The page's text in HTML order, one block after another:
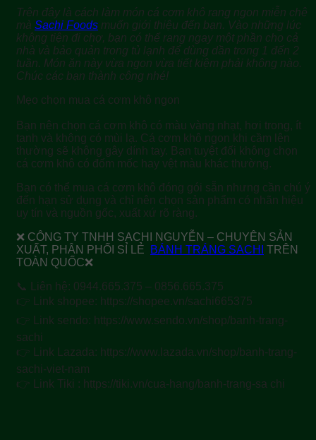
Trên đây là cách làm món cá cơm khô rang ngon miễn chê
mà Sachi Foods muốn giới thiệu đến bạn. Vào những lúc
không tiện đi chợ, bạn có thể rang ngay một phần cho cả
nhà và bảo quản trong tủ lạnh để dùng dần trong 1 đến 2
tuần. Món ăn này vừa ngon vừa tiết kiệm phải không nào.
Chúc các bạn thành công nhé!
Mẹo chọn mua cá cơm khô ngon
Bạn nên chọn cá cơm khô có màu vàng nhạt, hơi trong, ít
tanh và không có mùi lạ. Cá cơm khô ngon khi cầm lên
thường sẽ không gây dính tay. Bạn tuyệt đối không chọn
cá cơm khô có đốm mốc hay vệt màu khác thường.
Bạn có thể mua cá cơm khô đóng gói sẵn nhưng cần chú ý
đến hạn sử dụng và chỉ nên chọn sản phẩm có nhãn hiệu
uy tín và nguồn gốc, xuất xứ rõ ràng.
❌ CÔNG TY TNHH SACHI NGUYỄN – CHUYÊN SẢN
XUẤT, PHÂN PHỐI SỈ LẺ
BÁNH TRÁNG SACHI
TRÊN
TOÀN QUỐC❌
📞 Liên hệ: 0944.665.375 – 0856.665.375
👉 Link shopee: https://shopee.vn/sachi665375
👉 Link sendo: https://www.sendo.vn/shop/banh-trang-
sachi
👉 Link Lazada: https://www.lazada.vn/shop/banh-trang-
sachi-viet-nam
👉 Link Tiki : https://tiki.vn/cua-hang/banh-trang-sa chi